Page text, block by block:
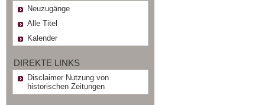
Neuzugänge
Alle Titel
Kalender
DIREKTE LINKS
Disclaimer Nutzung von
historischen Zeitungen